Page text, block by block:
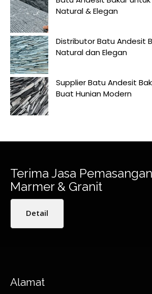
Natural & Elegan
Distributor Batu Andesit
Natural dan Elegan
Supplier Batu Andesit
Buat Hunian Modern
Terima Jasa
Marmer & Granit
Detail
Alamat